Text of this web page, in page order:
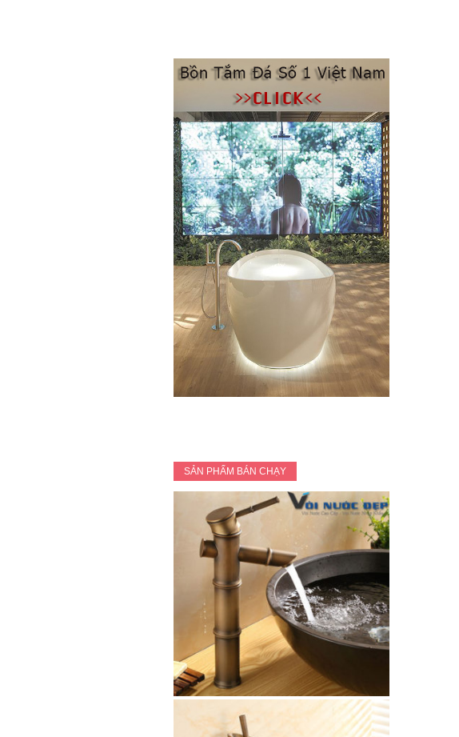
SẢN PHẨM BÁN CHẠY